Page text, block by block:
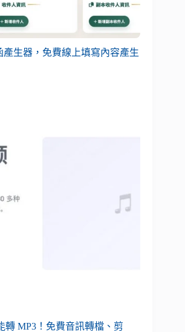
產生器，免費線上填寫內容產生
轉 MP3！免費音訊轉檔、剪